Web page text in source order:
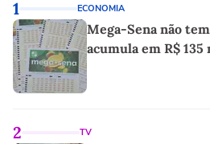
1 ECONOMIA
Mega-Sena não
acumula em R$
2 TV